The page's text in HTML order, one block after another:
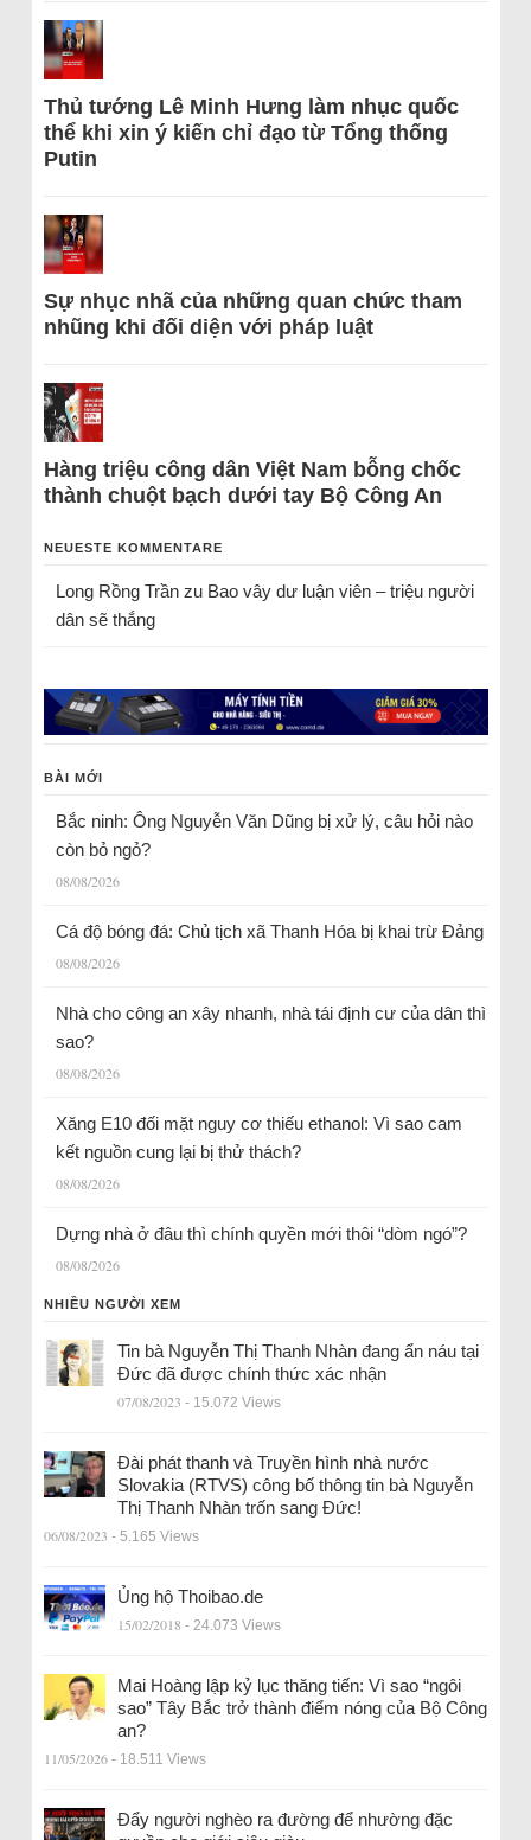
Thủ tướng Lê Minh Hưng làm nhục quốc
thể khi xin ý kiến chỉ đạo từ Tổng thống
Putin
Sự nhục nhã của những quan chức tham
nhũng khi đối diện với pháp luật
Hàng triệu công dân Việt Nam bỗng chốc
thành chuột bạch dưới tay Bộ Công An
NEUESTE KOMMENTARE
Long Rồng Trầnzu Bao vây dư luận viên – triệu người
dân sẽ thắng
BÀI MỚI
Bắc ninh: Ông Nguyễn Văn Dũng bị xử lý, câu hỏi nào
còn bỏ ngỏ?
08/08/2026
Cá độ bóng đá: Chủ tịch xã Thanh Hóa bị khai trừ Đảng
08/08/2026
Nhà cho công an xây nhanh, nhà tái định cư của dân thì
sao?
08/08/2026
Xăng E10 đối mặt nguy cơ thiếu ethanol: Vì sao cam
kết nguồn cung lại bị thử thách?
08/08/2026
Dựng nhà ở đâu thì chính quyền mới thôi “dòm ngó”?
08/08/2026
NHIỀU NGƯỜI XEM
Tin bà Nguyễn Thị Thanh Nhàn đang ẩn náu tại
Đức đã được chính thức xác nhận
07/08/2023 - 15.072 Views
Đài phát thanh và Truyền hình nhà nước
Slovakia (RTVS) công bố thông tin bà Nguyễn
Thị Thanh Nhàn trốn sang Đức!
06/08/2023 - 5.165 Views
Ủng hộ Thoibao.de
15/02/2018 - 24.073 Views
Mai Hoàng lập kỷ lục thăng tiến: Vì sao “ngôi
sao” Tây Bắc trở thành điểm nóng của Bộ Công
an?
11/05/2026 - 18.511 Views
Đẩy người nghèo ra đường để nhường đặc